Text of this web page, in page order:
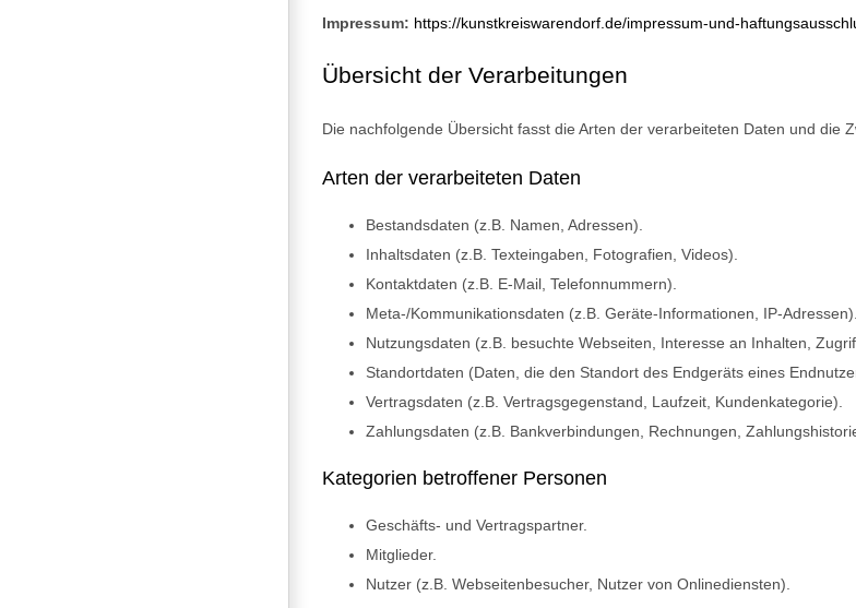
Impressum: https://kunstkreiswarendorf.de/impressum-und-
Übersicht der Verarbeitungen
Die nachfolgende Übersicht fasst die Arten der verarbeiteten Daten und
Arten der verarbeiteten Daten
Bestandsdaten (z.B. Namen, Adressen).
Inhaltsdaten (z.B. Texteingaben, Fotografien, Videos).
Kontaktdaten (z.B. E-Mail, Telefonnummern).
Meta-/Kommunikationsdaten (z.B. Geräte-Informationen, IP-Adressen).
Nutzungsdaten (z.B. besuchte Webseiten, Interesse an Inhalten,
Standortdaten (Daten, die den Standort des Endgeräts eines
Vertragsdaten (z.B. Vertragsgegenstand, Laufzeit, Kundenkategorie).
Zahlungsdaten (z.B. Bankverbindungen, Rechnungen,
Kategorien betroffener Personen
Geschäfts- und Vertragspartner.
Mitglieder.
Nutzer (z.B. Webseitenbesucher, Nutzer von Onlinediensten).